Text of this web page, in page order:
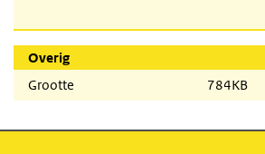
Overig
Grootte
784KB